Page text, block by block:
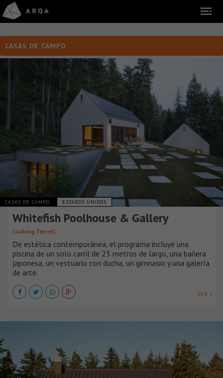
CASAS DE CAMPO
CASAS DE CAMPO ESTADOS UNIDOS
Whitefish Poolhouse & Gallery
Cushing Terrell
De estética contemporánea, el programa incluye una
piscina de un solo carril de 23 metros de largo, una bañera
japonesa, un vestuario con ducha, un gimnasio y una galería
de arte.
VER +